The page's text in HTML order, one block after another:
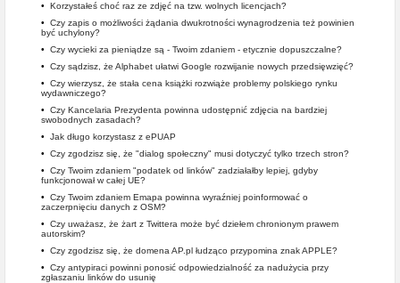
• Korzystałeś choć raz ze zdjęć na tzw. wolnych licencjach?
• Czy zapis o możliwości żądania dwukrotności wynagrodzenia też powinien
być uchylony?
• Czy wycieki za pieniądze są - Twoim zdaniem - etycznie dopuszczalne?
• Czy sądzisz, że Alphabet ułatwi Google rozwijanie nowych przedsięwzięć?
• Czy wierzysz, że stała cena książki rozwiąże problemy polskiego rynku
wydawniczego?
• Czy Kancelaria Prezydenta powinna udostępnić zdjęcia na bardziej
swobodnych zasadach?
• Jak długo korzystasz z ePUAP
• Czy zgodzisz się, że "dialog społeczny" musi dotyczyć tylko trzech stron?
• Czy Twoim zdaniem "podatek od linków" zadziałałby lepiej, gdyby
funkcjonował w całej UE?
• Czy Twoim zdaniem Emapa powinna wyraźniej poinformować o
zaczerpnięciu danych z OSM?
• Czy uważasz, że żart z Twittera może być dziełem chronionym prawem
autorskim?
• Czy zgodzisz się, że domena AP.pl łudząco przypomina znak APPLE?
• Czy antypiraci powinni ponosić odpowiedzialność za nadużycia przy
zgłaszaniu linków do usunię